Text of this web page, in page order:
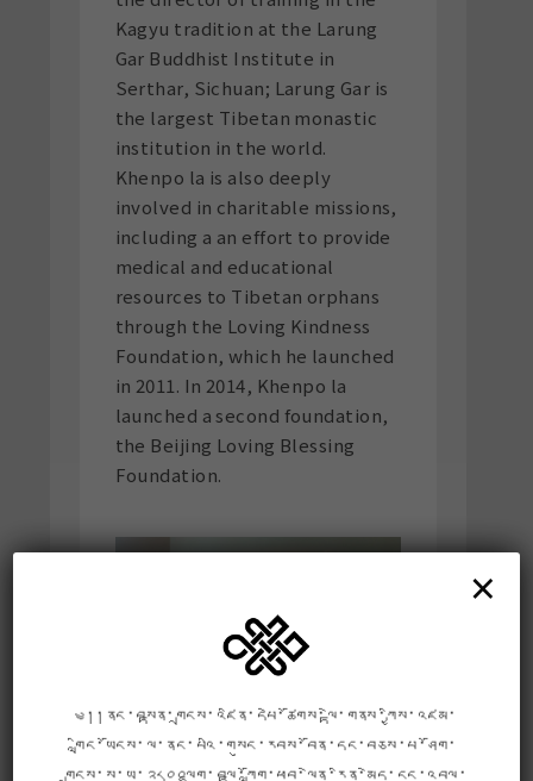
Kagyu tradition at the Larung
Gar Buddhist Institute in
Serthar, Sichuan; Larung Gar is
the largest Tibetan monastic
institution in the world.
Khenpo la is also deeply
involved in charitable missions,
including a an effort to provide
medical and educational
resources to Tibetan orphans
through the Loving Kindness
Foundation, which he launched
in 2011. In 2014, Khenpo la
launched a second foundation,
the Beijing Loving Blessing
Foundation.
༄།།ནང་བསྟན་གྲངས་འཛིན་དཔེ་ཚོགས་ལྟེ་གནས་ཀྱིས་འཛམ་
གླིང་ཡོངས་ལ་ནང་པའི་གསུང་རབས་བོན་དང་བཅས་པ་ཤོག་
གྲངས་ས་ཡ་༢༨༠༠ལྷག་བལྟ་ཀློག་ཕབ་ལེན་རིན་མེད་ངང་འབུལ་
×